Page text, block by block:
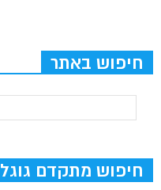
חיפוש באתר
חיפוש מתקדם גוגל